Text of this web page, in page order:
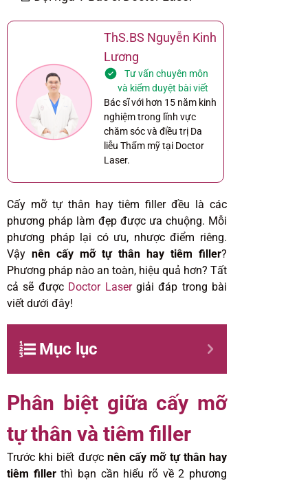
ThS.BS Nguyễn Kinh
Lương
Tư vấn chuyên môn
và kiểm duyệt bài viết
Bác sĩ với hơn 15 năm kinh
nghiệm trong lĩnh vực
chăm sóc và điều trị Da
liễu Thẩm mỹ tại Doctor
Laser.
Cấy mỡ tự thân hay tiêm filler đều là các
phương pháp làm đẹp được ưa chuộng. Mỗi
phương pháp lại có ưu, nhược điểm riêng.
Vậy nên cấy mỡ tự thân hay tiêm filler?
Phương pháp nào an toàn, hiệu quả hơn? Tất
cả sẽ được Doctor Lasergiải đáp trong bài
viết dưới đây!
Mục lục
Phân biệt giữa cấy mỡ
tự thân và tiêm filler
Trước khi biết được nên cấy mỡ tự thân hay
tiêm fillerthì bạn cần hiểu rõ về 2 phương